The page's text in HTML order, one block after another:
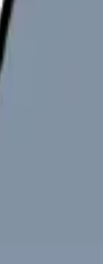
めたい時は「心身
さを気合いで処理するこ
、判断力まで削られてい
看護師を辞めたい時の完全
違いと求人の見方